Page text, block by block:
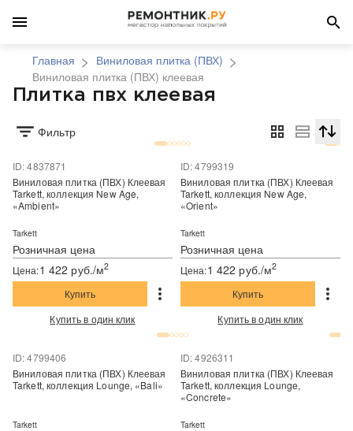
Главная
Виниловая плитка (ПВХ)
Виниловая плитка (ПВХ) клеевая
Плитка пвх клеевая
Фильтр
Розничная цена
ID: 4837871
Цена:1 422 руб./м2
Виниловая плитка (ПВХ) Клеевая
Tarkett, коллекция New Age,
«Ambient»
Tarkett
Купить
Купить в один клик
Розничная цена
ID: 4799319
Цена:1 422 руб./м2
Виниловая плитка (ПВХ) Клеевая
Tarkett, коллекция New Age,
«Orient»
Tarkett
Купить
Купить в один клик
ID: 4799406
Виниловая плитка (ПВХ) Клеевая
Tarkett, коллекция Lounge, «Bali»
Tarkett
ID: 4926311
Виниловая плитка (ПВХ) Клеевая
Tarkett, коллекция Lounge,
«Concrete»
Tarkett